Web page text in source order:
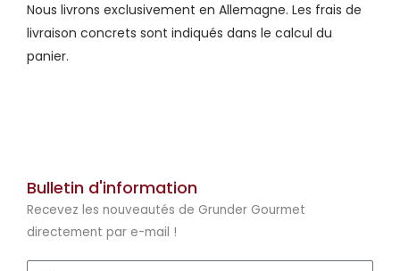
Nous livrons exclusivement en Allemagne. Les frais de
livraison concrets sont indiqués dans le calcul du
panier.
Bulletin d'information
Recevez les nouveautés de Grunder Gourmet
directement par e-mail !